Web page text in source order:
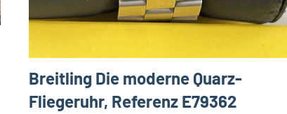
Breitling Die moderne Quarz-
Fliegeruhr, Referenz E79362